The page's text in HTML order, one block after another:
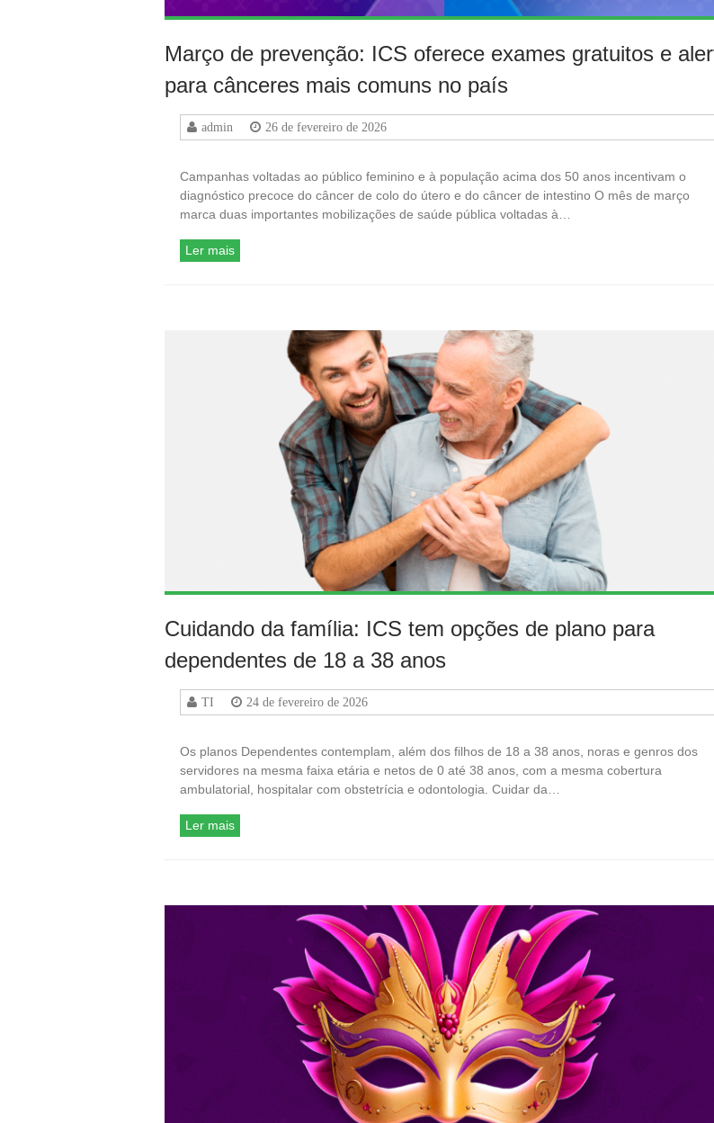
Março de prevenção: ICS oferece exames gratuitos e
para cânceres mais comuns no país
admin 26 de fevereiro de 2026
Campanhas voltadas ao público feminino e à população acima dos 50 anos incentivam o
diagnóstico precoce do câncer de colo do útero e do câncer de intestino O mês de março
marca duas importantes mobilizações de saúde pública voltadas à…
Ler mais
Cuidando da família: ICS tem opções de plano para
dependentes de 18 a 38 anos
TI 24 de fevereiro de 2026
Os planos Dependentes contemplam, além dos filhos de 18 a 38 anos, noras e genros dos
servidores na mesma faixa etária e netos de 0 até 38 anos, com a mesma cobertura
ambulatorial, hospitalar com obstetrícia e odontologia. Cuidar da…
Ler mais